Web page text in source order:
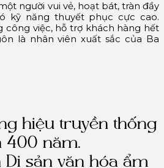
người vui vẻ, hoạt bát, tràn đầy
kỹ năng thuyết phục cực cao.
công việc, hỗ trợ khách hàng hết
là nhân viên xuất sắc của Ba
hiệu truyền thống
400 năm.
sản văn hóa ẩm